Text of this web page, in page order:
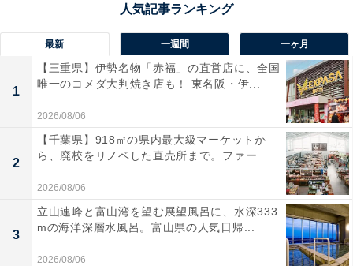
初めて来ると、つい見上げそうになります
相模大野駅に直結の商業施設「相模大野ステーションス
」は、アメリカ陸軍医療センター（旧・相武台陸
軍病院）跡地を再開発して1996年に開業しました。現在
では相模大野の顔役として市民に愛されています。
最新 一週間 一ヶ月
1
【三重県】伊勢名物「赤福」の直営店に、全国
唯一のコメダ大判焼き店も！ 東名阪・伊...
2026/08/06
2
【千葉県】918㎡の県内最大級マーケットか
ら、廃校をリノベした直売所まで。ファー...
2026/08/06
3
立山連峰と富山湾を望む展望風呂に、水深333
mの海洋深層水風呂。富山県の人気日帰...
2026/08/06